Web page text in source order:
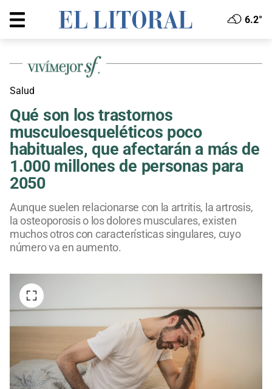
6.2°
Salud
Qué son los trastornos
musculoesqueléticos poco
habituales, que afectarán a más de
1.000 millones de personas para
2050
Aunque suelen relacionarse con la artritis, la artrosis,
la osteoporosis o los dolores musculares, existen
muchos otros con características singulares, cuyo
número va en aumento.